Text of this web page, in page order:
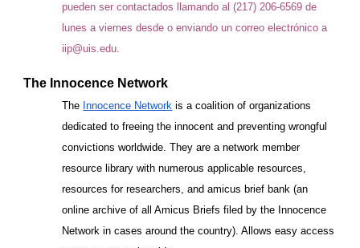
pueden ser contactados llamando al (217) 206-6569 de
lunes a viernes desde o enviando un correo electrónico a
iip@uis.edu.
The Innocence Network
The Innocence Network is a coalition of organizations
dedicated to freeing the innocent and preventing wrongful
convictions worldwide. They are a network member
resource library with numerous applicable resources,
resources for researchers, and amicus brief bank (an
online archive of all Amicus Briefs filed by the Innocence
Network in cases around the country). Allows easy access